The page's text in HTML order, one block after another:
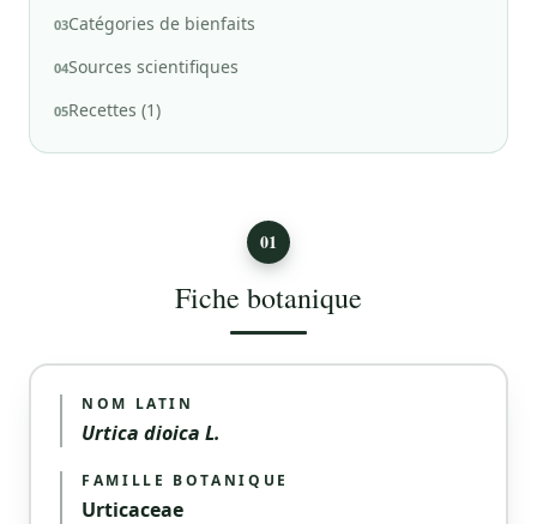
03Catégories de bienfaits
04Sources scientifiques
05Recettes (1)
01
Fiche botanique
NOM LATIN
Urtica dioica L.
FAMILLE BOTANIQUE
Urticaceae